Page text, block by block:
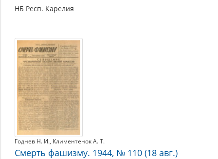
НБ Респ. Карелия
Годнев Н. И., Климентенок А. Т.
Смерть фашизму. 1944, № 110 (18 авг.)